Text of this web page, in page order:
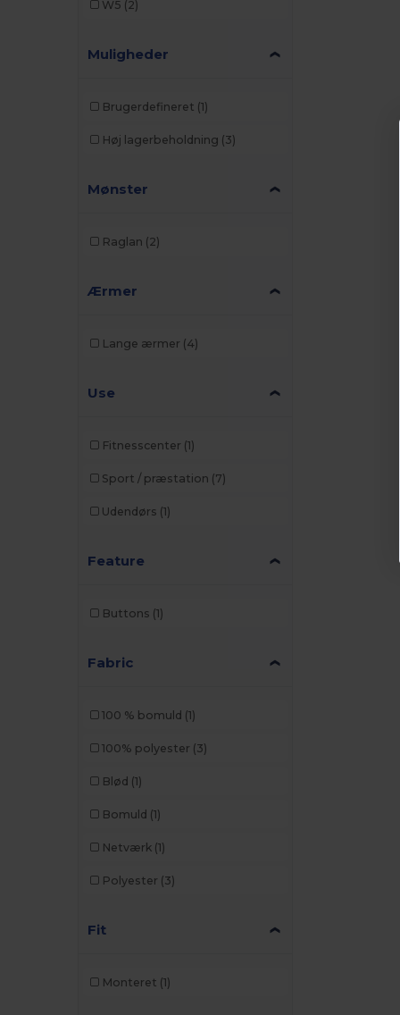
W5 (2)
Muligheder
Brugerdefineret (1)
Høj lagerbeholdning (3)
Mønster
Raglan (2)
Ærmer
Lange ærmer (4)
Use
Fitnesscenter (1)
Sport / præstation (7)
Udendørs (1)
Feature
Buttons (1)
Fabric
100 % bomuld (1)
100% polyester (3)
Blød (1)
Bomuld (1)
Netværk (1)
Polyester (3)
Fit
Monteret (1)